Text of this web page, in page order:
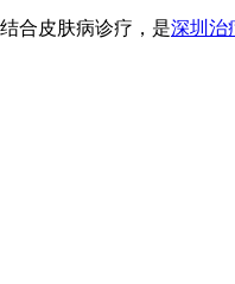
合皮肤病诊疗，是深圳治